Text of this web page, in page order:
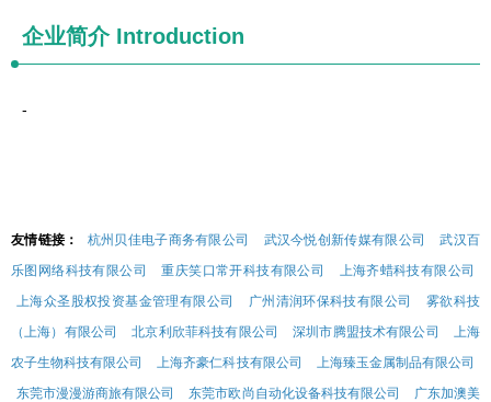
企业简介Introduction
-
友情链接： 杭州贝佳电子商务有限公司 武汉今悦创新传媒有限公司
武汉百
乐图网络科技有限公司
重庆笑口常开科技有限公司
上海齐蜡科技有限公司
上海众圣股权投资基金管理有限公司
广州清润环保科技有限公司
雾欲科技
（上海）有限公司
北京利欣菲科技有限公司 深圳市腾盟技术有限公司
上海
农子生物科技有限公司
上海齐豪仁科技有限公司
上海臻玉金属制品有限公司
东莞市漫漫游商旅有限公司
东莞市欧尚自动化设备科技有限公司
广东加澳美